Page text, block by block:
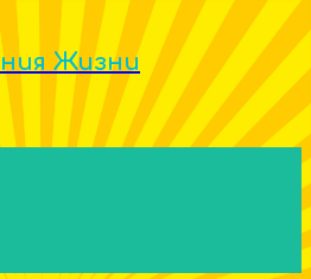
Жизни